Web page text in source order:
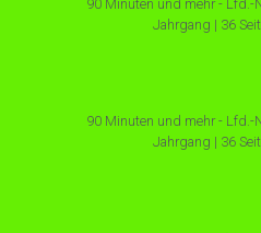
90 Minuten und mehr - Lfd.-
Jahrgang | 36
90 Minuten und mehr - Lfd.-
Jahrgang | 36